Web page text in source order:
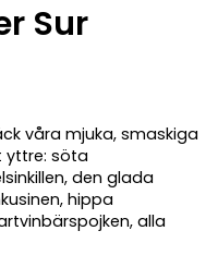
Sur
våra mjuka, smaskiga
yttre: söta
den glada
hippa
alla